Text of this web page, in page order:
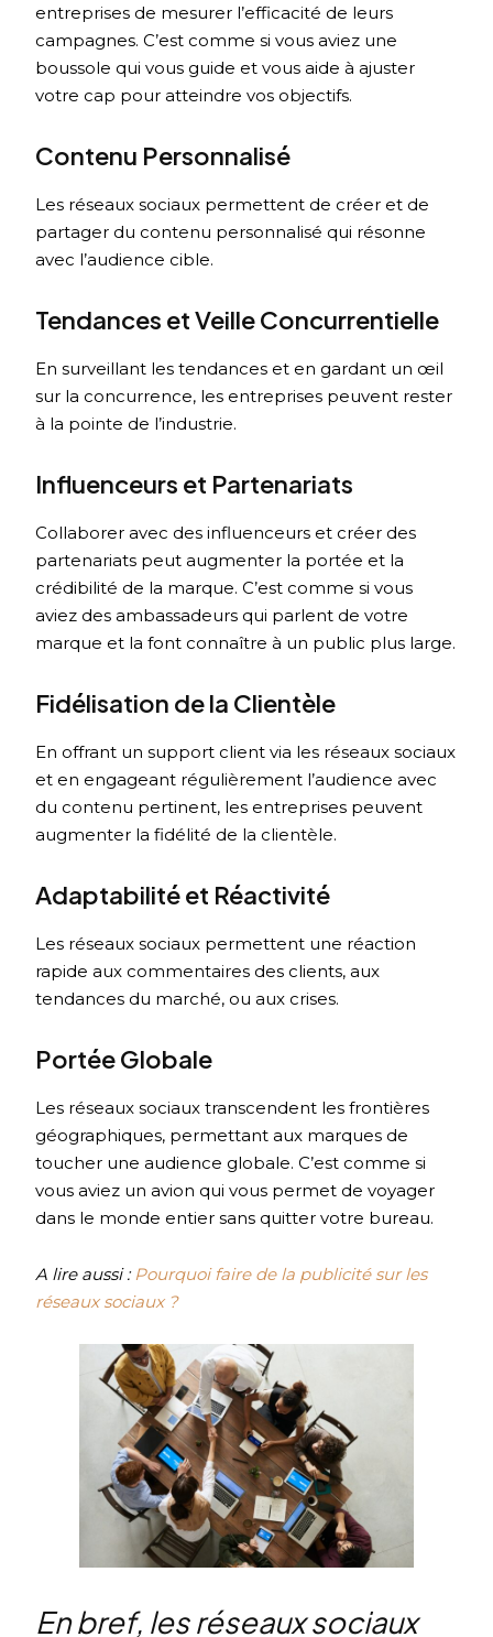
entreprises de mesurer l’efficacité de leurs
campagnes. C’est comme si vous aviez une
boussole qui vous guide et vous aide à ajuster
votre cap pour atteindre vos objectifs.
Contenu Personnalisé
Les réseaux sociaux permettent de créer et de
partager du contenu personnalisé qui résonne
avec l’audience cible.
Tendances et Veille Concurrentielle
En surveillant les tendances et en gardant un œil
sur la concurrence, les entreprises peuvent rester
à la pointe de l’industrie.
Influenceurs et Partenariats
Collaborer avec des influenceurs et créer des
partenariats peut augmenter la portée et la
crédibilité de la marque. C’est comme si vous
aviez des ambassadeurs qui parlent de votre
marque et la font connaître à un public plus large.
Fidélisation de la Clientèle
En offrant un support client via les réseaux sociaux
et en engageant régulièrement l’audience avec
du contenu pertinent, les entreprises peuvent
augmenter la fidélité de la clientèle.
Adaptabilité et Réactivité
Les réseaux sociaux permettent une réaction
rapide aux commentaires des clients, aux
tendances du marché, ou aux crises.
Portée Globale
Les réseaux sociaux transcendent les frontières
géographiques, permettant aux marques de
toucher une audience globale. C’est comme si
vous aviez un avion qui vous permet de voyager
dans le monde entier sans quitter votre bureau.
A lire aussi : Pourquoi faire de la publicité sur les
réseaux sociaux ?
En bref, les réseaux sociaux